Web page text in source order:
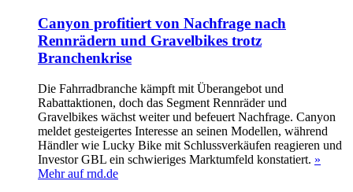
Canyon profitiert von Nachfrage nach
Rennrädern und Gravelbikes trotz
Branchenkrise
Die Fahrradbranche kämpft mit Überangebot und
Rabattaktionen, doch das Segment Rennräder und
Gravelbikes wächst weiter und befeuert Nachfrage. Canyon
meldet gesteigertes Interesse an seinen Modellen, während
Händler wie Lucky Bike mit Schlussverkäufen reagieren und
Investor GBL ein schwieriges Marktumfeld konstatiert. »
Mehr auf rnd.de